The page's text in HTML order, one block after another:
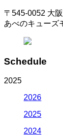
〒545-0052 大
あべのキューズ
Schedule
2025
2026
2025
2024